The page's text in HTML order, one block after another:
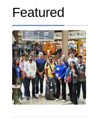
Featured